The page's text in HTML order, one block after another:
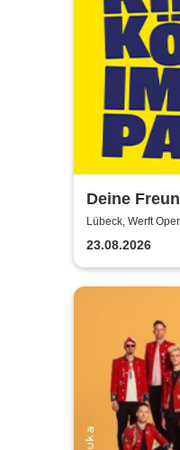
Deine
im Park -
Lübeck, Werft
23.08.2026